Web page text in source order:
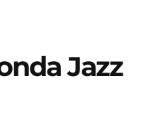
Jazz